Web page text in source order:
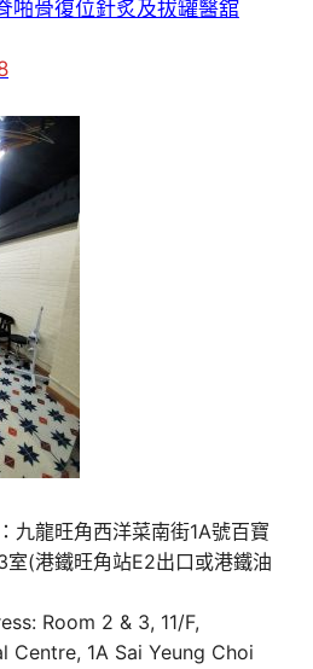
啪骨復位針炙及拔罐醫舘
九龍旺角西洋菜南街1A號百寶
(港鐵旺角站E2出口或港鐵油
Room 2 & 3, 11/F,
Centre, 1A Sai Yeung Choi